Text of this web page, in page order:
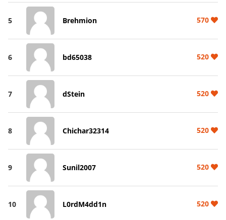
5 Brehmion 570
6 bd65038 520
7 dStein 520
8 Chichar32314 520
9 Sunil2007 520
10 L0rdM4dd1n 520